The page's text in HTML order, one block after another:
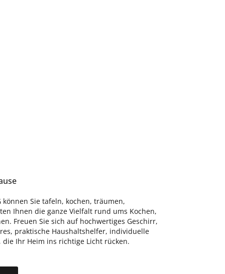
Sie tafeln, kochen, träumen,
Ihnen die ganze Vielfalt rund ums Kochen,
Freuen Sie sich auf hochwertiges Geschirr,
praktische Haushaltshelfer, individuelle
Ihr Heim ins richtige Licht rücken.